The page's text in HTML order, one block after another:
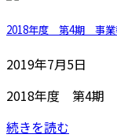
2018年度 第4期 事業
2019年7月5日
2018年度 第4期
続きを読む